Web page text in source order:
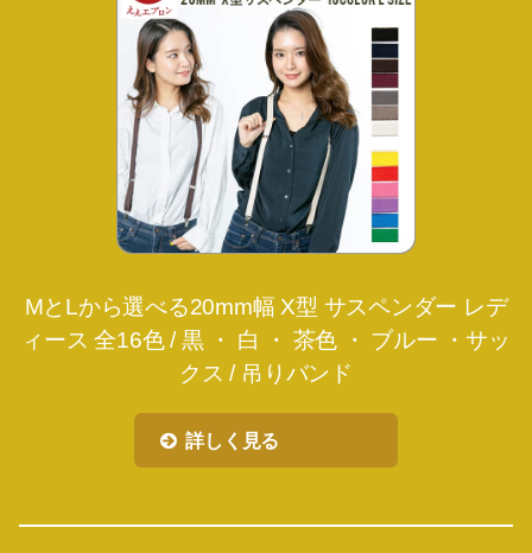
MとLから選べる20mm幅 X型 サスペンダー レデ
ィース 全16色 / 黒 ・ 白 ・ 茶色 ・ ブルー ・サッ
クス / 吊りバンド
詳しく見る